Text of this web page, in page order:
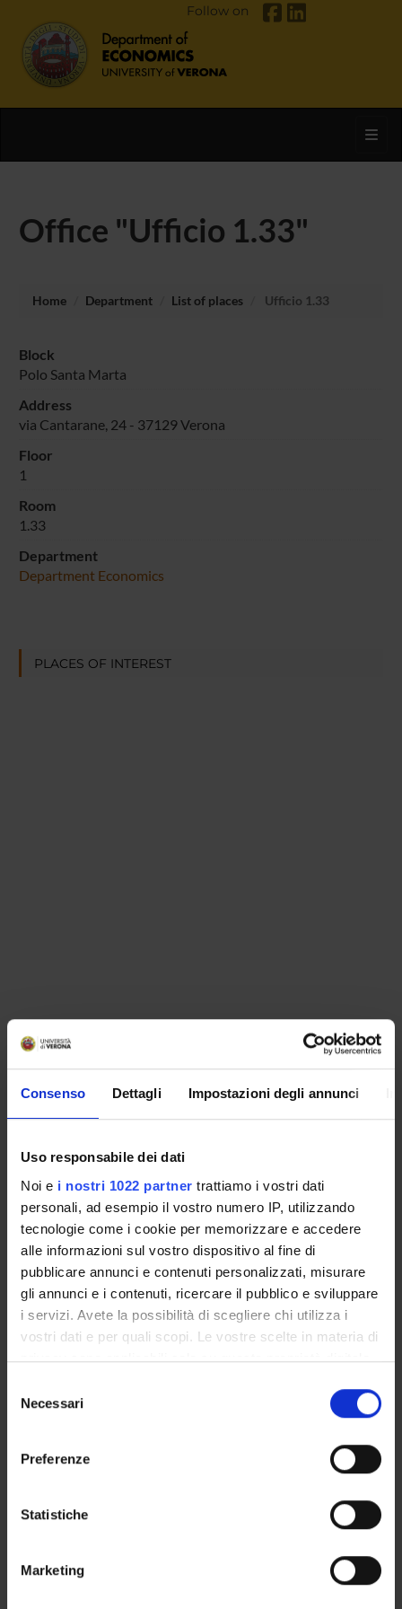
Consenso Dettagli Impostazioni degli annunci
Uso responsabile dei dati
Noi e i nostri 1022 partner trattiamo i vostri dati
personali, ad esempio il vostro numero IP, utilizzando
tecnologie come i cookie per memorizzare e accedere
alle informazioni sul vostro dispositivo al fine di
pubblicare annunci e contenuti personalizzati, misurare
gli annunci e i contenuti, ricercare il pubblico e sviluppare
i servizi. Avete la possibilità di scegliere chi utilizza i
vostri dati e per quali scopi. Le vostre scelte in materia di
privacy sono applicabili solo su questa proprietà digitale
modificare o revocare il proprio consenso in qualsiasi
momento dalla Dichiarazione sui cookie o facendo clic
raccogliere informazioni sulla tua posizione
geografica, con un'approssimazione di qualche
Identificare il tuo dispositivo, scansionandolo
delNecessari
Preferenze
Statistiche
Marketing
Follow on
Office "Ufficio 1.33"
Home Department List of places Ufficio 1.33
Block
Polo Santa Marta
Address
via Cantarane, 24 - 37129 Verona
Floor
1
Room
1.33
Department
Department Economics
PLACES OF INTEREST
ORGANISATION
DEPARTMENT ADMINISTRATION OFFICES
STUDENT ADMINISTRATION OFFICES
DEPARTMENT FACILITIES
RESEARCH LABORATORIES
RESEARCH CENTRES